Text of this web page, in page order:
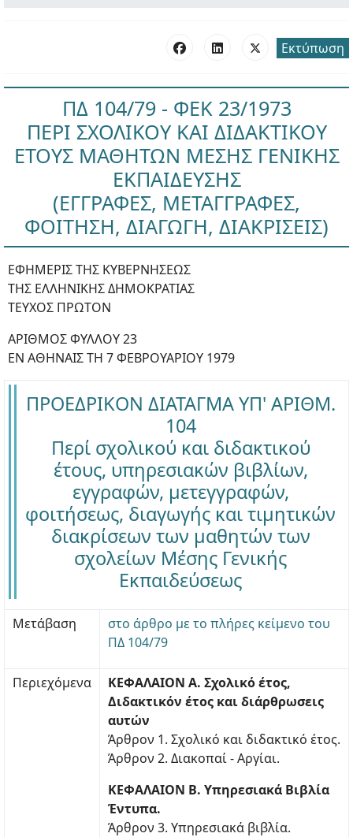
Εκτύπωση
ΠΔ 104/79 - ΦΕΚ 23/1973
ΠΕΡΙ ΣΧΟΛΙΚΟΥ ΚΑΙ ΔΙΔΑΚΤΙΚΟΥ
ΕΤΟΥΣ ΜΑΘΗΤΩΝ ΜΕΣΗΣ ΓΕΝΙΚΗΣ
ΕΚΠΑΙΔΕΥΣΗΣ
(ΕΓΓΡΑΦΕΣ, ΜΕΤΑΓΓΡΑΦΕΣ,
ΦΟΙΤΗΣΗ, ΔΙΑΓΩΓΗ, ΔΙΑΚΡΙΣΕΙΣ)
ΕΦΗΜΕΡΙΣ ΤΗΣ ΚΥΒΕΡΝΗΣΕΩΣ
ΤΗΣ ΕΛΛΗΝΙΚΗΣ ΔΗΜΟΚΡΑΤΙΑΣ
ΤΕΥΧΟΣ ΠΡΩΤΟΝ
ΑΡΙΘΜΟΣ ΦΥΛΛΟΥ 23
ΕΝ ΑΘΗΝΑΙΣ ΤΗ 7 ΦΕΒΡΟΥΑΡΙΟΥ 1979
ΠΡΟΕΔΡΙΚΟΝ ΔΙΑΤΑΓΜΑ ΥΠ' ΑΡΙΘΜ.
104
Περί σχολικού και διδακτικού
έτους, υπηρεσιακών βιβλίων,
εγγραφών, μετεγγραφών,
φοιτήσεως, διαγωγής και τιμητικών
διακρίσεων των μαθητών των
σχολείων Μέσης Γενικής
Εκπαιδεύσεως
Μετάβαση
στο άρθρο με το πλήρες κείμενο του
ΠΔ 104/79
Περιεχόμενα
ΚΕΦΑΛΑΙΟΝ Α. Σχολικό έτος,
Διδακτικόν έτος και διάρθρωσεις
αυτών
Άρθρον 1. Σχολικό και διδακτικό έτος.
Άρθρον 2. Διακοπαί - Αργίαι.
ΚΕΦΑΛΑΙΟΝ Β. Υπηρεσιακά Βιβλία
Έντυπα.
Άρθρον 3. Υπηρεσιακά βιβλία.